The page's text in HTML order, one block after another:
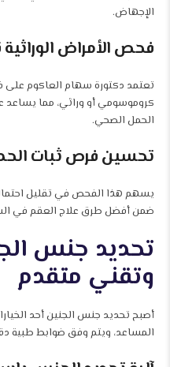
الإجهاض.
فحص الأمراض الوراثية
تعتمد دكتورة سهام العاكوم
كروموسومي أو وراثي، مما يساعد
الحمل الصحي.
تحسين فرص ثبات
يسهم هذا الفحص في تقليل
ضمن أفضل طرق علاج العقم في
تحديد جنس
وتقني متقدم
أصبح تحديد جنس الجنين أحد
المساعد، ويتم وفق ضوابط طبية